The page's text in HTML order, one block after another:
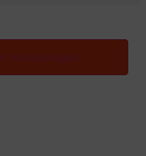
winkelwagen